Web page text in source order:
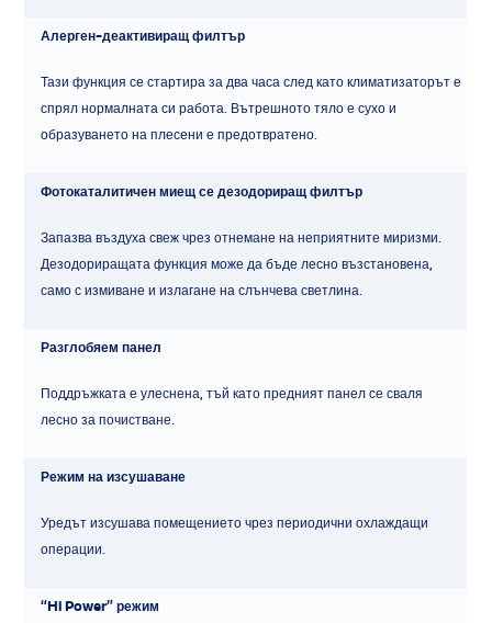
Алерген-деактивиращ филтър
Тази функция се стартира за два часа след като климатизаторът е
спрял нормалната си работа. Вътрешното тяло е сухо и
образуването на плесени е предотвратено.
Фотокаталитичен миещ се дезодориращ филтър
Запазва въздуха свеж чрез отнемане на неприятните миризми.
Дезодориращата функция може да бъде лесно възстановена,
само с измиване и излагане на слънчева светлина.
Разглобяем панел
Поддръжката е улеснена, тъй като предният панел се сваля
лесно за почистване.
Режим на изсушаване
Уредът изсушава помещението чрез периодични охлаждащи
операции.
“Hi Power” режим